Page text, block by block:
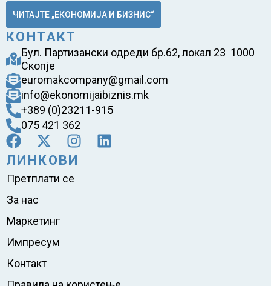
ЧИТАЈТЕ „ЕКОНОМИЈА И БИЗНИС“
КОНТАКТ
Бул. Партизански одреди бр.62, локал 23 1000
Скопје
euromakcompany@gmail.com
info@ekonomijaibiznis.mk
+389 (0)23211-915
075 421 362
ЛИНКОВИ
Претплати се
За нас
Маркетинг
Импресум
Контакт